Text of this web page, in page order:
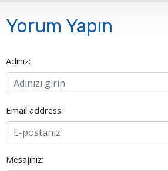
Yorum Yapın
Adınız:
Email address:
Mesajınız: